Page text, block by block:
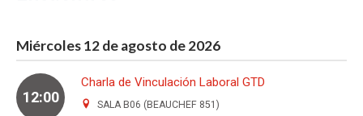
Miércoles 12 de agosto de 2026
12:00
Charla de Vinculación Laboral GTD
SALA B06 (BEAUCHEF 851)